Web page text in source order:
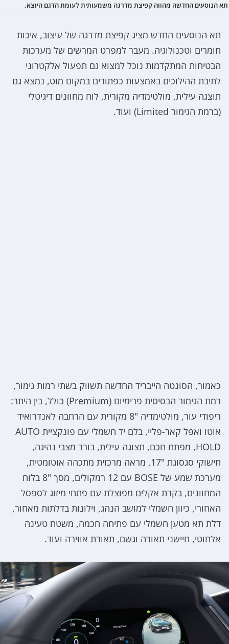
תא הנוסעים החדשה מהווה קפיצת מדרגה משמעותית לעומת הדגם היוצא.
תא הנוסעים החדש מציג קפיצת מדרגה של עיצוב, איכות
חומרים וטכנולוגיה. מעבר למפרט המרשים של מערכות
הבטיחות המתקדמות נוכל למצוא גם תפעול אלקטרוני
לתיבת ההילוכים באמצעות כפתורים במקום מוט, נמצא גם
תוצגה עילית, מולטימדיה מקורית, לוח מחוונים דיגיטלי
(ברמת הגימור Limited) ועוד.
כאמור, הסונטה הייבריד החדשה תשווק בשתי רמות גימור,
רמת הגימור הבסיסית פרימיום (Premium) כולל, בין היתר:
ריפודי עור, מולטימדיה "8 מקורית עם הרחבה לאנדרואיד
אוטו ואפל קאר-פליי, בלם יד חשמלי עם פונקציית AUTO
HOLD, מפתח חכם, תצוגה עילית, בורר מצבי נהיגה,
חישוקי סגסוגת "17, מראה מרכזית מתכהה אוטומטית,
מערכת שמע של BOSE עם 12 רמקולים, מסך "8 בלוח
המחוונים, בקרת אקלים מפוצלת עם פתחי מיזוג לספסל
האחורי, כיוון חשמלי למושב הנהג, וילונות בדלתות מאחור,
דלת תא מטען חשמלי עם פתיחה חכמה, משטח טעינה
אלחוטי, חיישני תאורה וגשם, תאורת אווירה ועוד.